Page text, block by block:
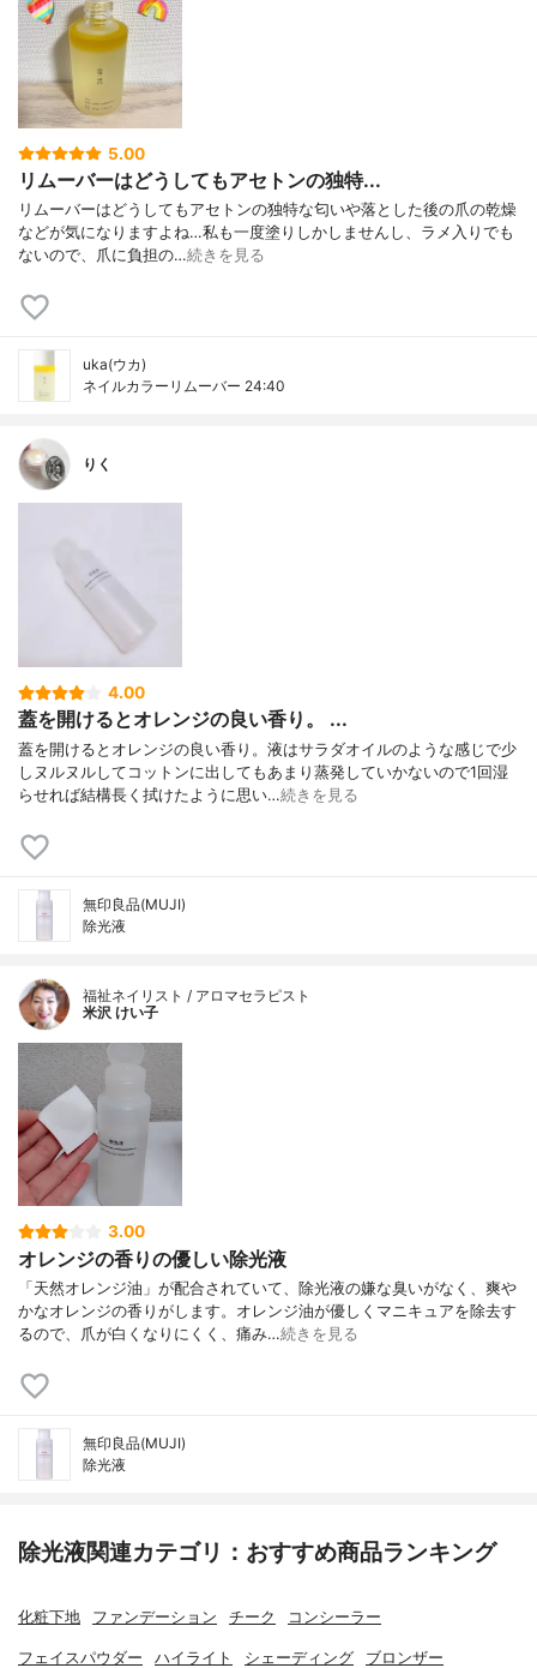
5.00
リムーバーはどうしてもアセトンの独特...
リムーバーはどうしてもアセトンの独特な匂いや落とした後の爪の乾燥
などが気になりますよね…私も一度塗りしかしませんし、ラメ入りでも
ないので、爪に負担の…続きを見る
uka(ウカ)
ネイルカラーリムーバー 24:40
りく
4.00
蓋を開けるとオレンジの良い香り。 ...
蓋を開けるとオレンジの良い香り。液はサラダオイルのような感じで少
しヌルヌルしてコットンに出してもあまり蒸発していかないので1回湿
らせれば結構長く拭けたように思い…続きを見る
無印良品(MUJI)
除光液
福祉ネイリスト / アロマセラピスト
米沢 けい子
3.00
オレンジの香りの優しい除光液
「天然オレンジ油」が配合されていて、除光液の嫌な臭いがなく、爽や
かなオレンジの香りがします。オレンジ油が優しくマニキュアを除去す
るので、爪が白くなりにくく、痛み…続きを見る
無印良品(MUJI)
除光液
除光液関連カテゴリ：おすすめ商品ランキング
化粧下地 ファンデーション チーク コンシーラー
フェイスパウダー ハイライト シェーディング ブロンザー